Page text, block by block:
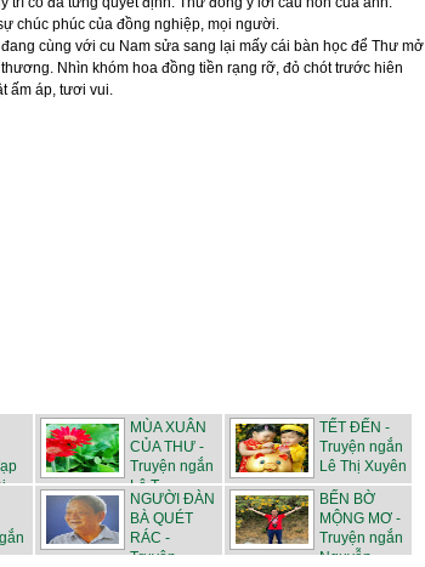
chúc phúc của đồng nghiệp, mọi người.
cùng với cu Nam sửa sang lại mấy cái bàn học để Thư mở
Nhìn khóm hoa đồng tiền rạng rỡ, đỏ chót trước hiên
ấm áp, tươi vui.
...
MÙA XUÂN
CỦA THƯ -
Truyện ngắn
Lê T...
TẾT ĐẾN -
Truyện ngắn
Lê Thị Xuyên
NGƯỜI ĐÀN
BÀ QUÉT
RÁC -
Truyện
BẾN BỜ
MỘNG MƠ -
Truyện ngắn
Nguyễn...